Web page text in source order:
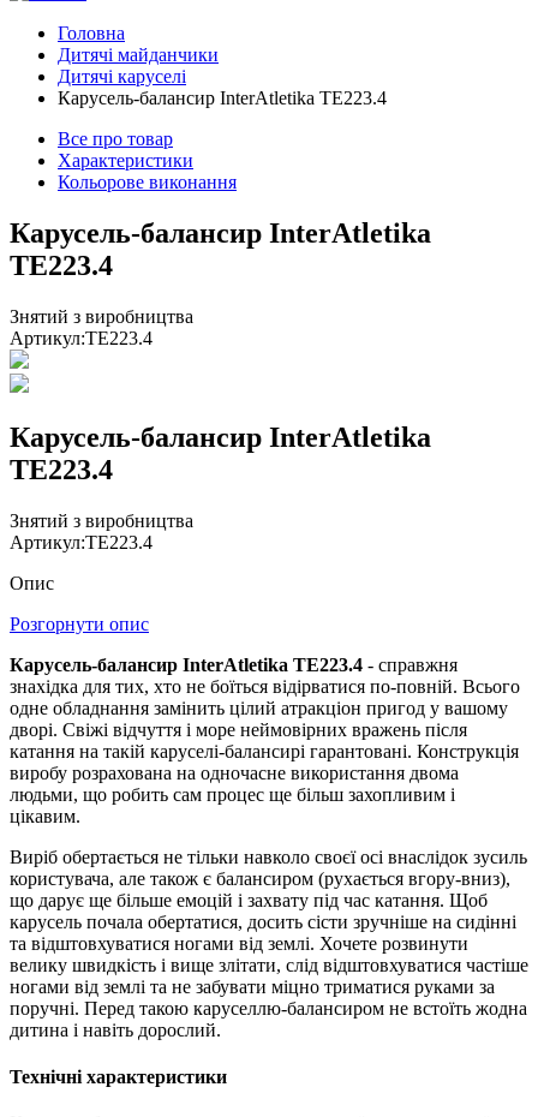
Головна
Дитячі майданчики
Дитячі каруселі
Карусель-балансир InterAtletika TE223.4
Все про товар
Характеристики
Кольорове виконання
Карусель-балансир InterAtletika
ТЕ223.4
Знятий з виробництва
Артикул:TE223.4
Карусель-балансир InterAtletika
ТЕ223.4
Знятий з виробництва
Артикул:TE223.4
Опис
Розгорнути опис
Карусель-балансир InterAtletika TE223.4 - справжня
знахідка для тих, хто не боїться відірватися по-повній. Всього
одне обладнання замінить цілий атракціон пригод у вашому
дворі. Свіжі відчуття і море неймовірних вражень після
катання на такій каруселі-балансирі гарантовані. Конструкція
виробу розрахована на одночасне використання двома
людьми, що робить сам процес ще більш захопливим і
цікавим.
Виріб обертається не тільки навколо своєї осі внаслідок зусиль
користувача, але також є балансиром (рухається вгору-вниз),
що дарує ще більше емоцій і захвату під час катання. Щоб
карусель почала обертатися, досить сісти зручніше на сидінні
та відштовхуватися ногами від землі. Хочете розвинути
велику швидкість і вище злітати, слід відштовхуватися частіше
ногами від землі та не забувати міцно триматися руками за
поручні. Перед такою каруселлю-балансиром не встоїть жодна
дитина і навіть дорослий.
Технічні характеристики